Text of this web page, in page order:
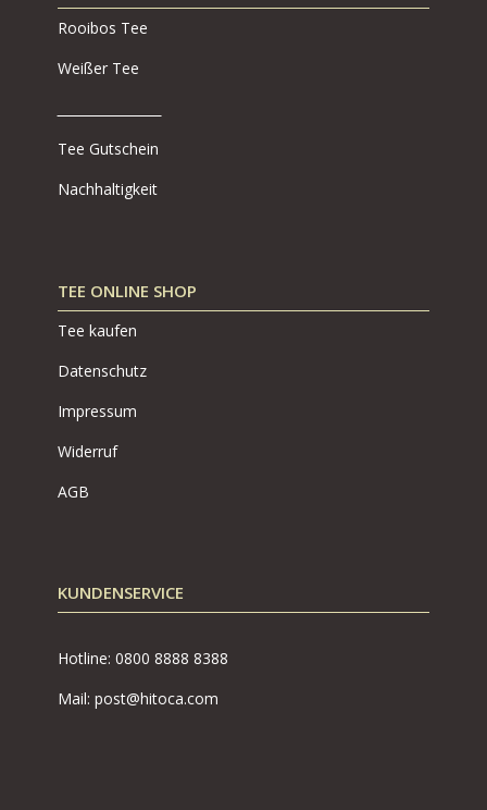
Rooibos Tee
Weißer Tee
Tee Gutschein
Nachhaltigkeit
TEE ONLINE SHOP
Tee kaufen
Datenschutz
Impressum
Widerruf
AGB
KUNDENSERVICE
Hotline: 0800 8888 8388
Mail: post@hitoca.com